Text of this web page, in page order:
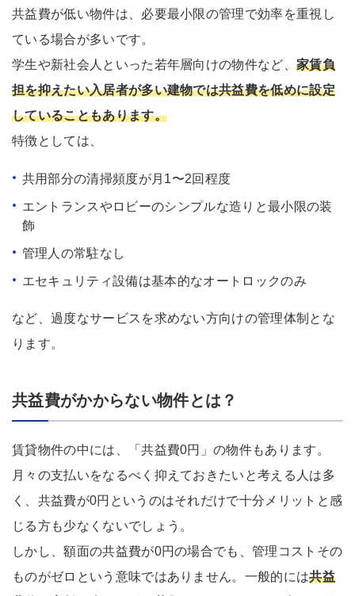
共益費が低い物件は、必要最小限の管理で効率を重視し
ている場合が多いです。
学生や新社会人といった若年層向けの物件など、家賃負
担を抑えたい入居者が多い建物では共益費を低めに設定
していることもあります。
特徴としては、
共用部分の清掃頻度が月1〜2回程度
エントランスやロビーのシンプルな造りと最小限の装
飾
管理人の常駐なし
エセキュリティ設備は基本的なオートロックのみ
など、過度なサービスを求めない方向けの管理体制とな
ります。
共益費がかからない物件とは？
賃貸物件の中には、「共益費0円」の物件もあります。
月々の支払いをなるべく抑えておきたいと考える人は多
く、共益費が0円というのはそれだけで十分メリットと感
じる方も少なくないでしょう。
しかし、額面の共益費が0円の場合でも、管理コストその
ものがゼロという意味ではありません。一般的には共益